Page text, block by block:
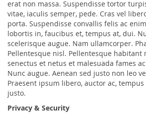
erat non massa. Suspendisse tortor
vitae, iaculis semper, pede. Cras vel
porta. Suspendisse convallis felis ac
lobortis in, faucibus et, tempus at, dui.
scelerisque augue. Nam ullamcorper.
Pellentesque nisl. Pellentesque
senectus et netus et malesuada fames
Nunc augue. Aenean sed justo non leo
Praesent ipsum libero, auctor ac,
justo.
Privacy & Security